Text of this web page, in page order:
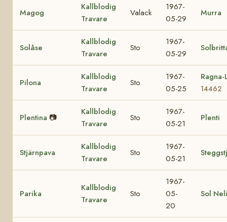
Magog
Kallblodig
Travare
Valack
1967-
05-29
Murra
Solåse
Kallblodig
Travare
Sto
1967-
05-29
Pilona
Kallblodig
Travare
Sto
1967-
05-25
14462
Plentina 📷
Kallblodig
Travare
Sto
1967-
05-21
Plenti
Stjärnpava
Kallblodig
Travare
Sto
1967-
05-21
Parika
Kallblodig
Travare
Sto
1967-
05-
20
Sol Neli